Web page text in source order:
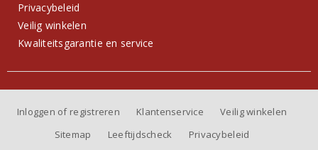
Privacybeleid
Veilig winkelen
Kwaliteitsgarantie en service
Inloggen of registreren Klantenservice
Veilig winkelen
Sitemap
Leeftijdscheck Privacybeleid